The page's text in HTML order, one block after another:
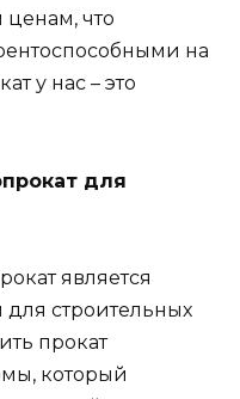
ценам, что
на
у нас – это
для
является
строительных
прокат
который